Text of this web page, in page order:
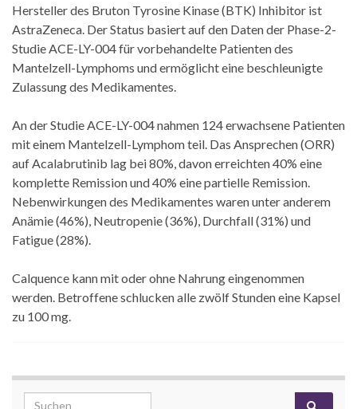
Hersteller des Bruton Tyrosine Kinase (BTK) Inhibitor ist
AstraZeneca. Der Status basiert auf den Daten der Phase-2-
Studie ACE-LY-004 für vorbehandelte Patienten des
Mantelzell-Lymphoms und ermöglicht eine beschleunigte
Zulassung des Medikamentes.
An der Studie ACE-LY-004 nahmen 124 erwachsene Patienten
mit einem Mantelzell-Lymphom teil. Das Ansprechen (ORR)
auf Acalabrutinib lag bei 80%, davon erreichten 40% eine
komplette Remission und 40% eine partielle Remission.
Nebenwirkungen des Medikamentes waren unter anderem
Anämie (46%), Neutropenie (36%), Durchfall (31%) und
Fatigue (28%).
Calquence kann mit oder ohne Nahrung eingenommen
werden. Betroffene schlucken alle zwölf Stunden eine Kapsel
zu 100 mg.
Search for: